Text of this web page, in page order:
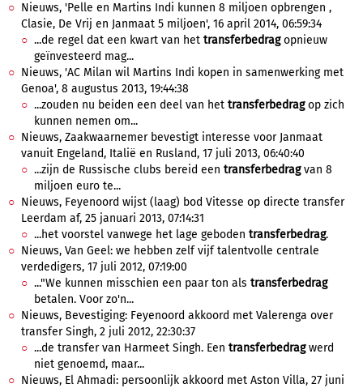
Nieuws, 'Pelle en Martins Indi kunnen 8 miljoen opbrengen ,
Clasie, De Vrij en Janmaat 5 miljoen', 16 april 2014, 06:59:34
...de regel dat een kwart van het transferbedragopnieuw
geïnvesteerd mag...
Nieuws, 'AC Milan wil Martins Indi kopen in samenwerking met
Genoa', 8 augustus 2013, 19:44:38
...zouden nu beiden een deel van het transferbedragop zich
kunnen nemen om...
Nieuws, Zaakwaarnemer bevestigt interesse voor Janmaat
vanuit Engeland, Italië en Rusland, 17 juli 2013, 06:40:40
...zijn de Russische clubs bereid een transferbedragvan 8
miljoen euro te...
Nieuws, Feyenoord wijst (laag) bod Vitesse op directe transfer
Leerdam af, 25 januari 2013, 07:14:31
...het voorstel vanwege het lage geboden transferbedrag.
Nieuws, Van Geel: we hebben zelf vijf talentvolle centrale
verdedigers, 17 juli 2012, 07:19:00
..."We kunnen misschien een paar ton als transferbedrag
betalen. Voor zo'n...
Nieuws, Bevestiging: Feyenoord akkoord met Valerenga over
transfer Singh, 2 juli 2012, 22:30:37
...de transfer van Harmeet Singh. Een transferbedragwerd
niet genoemd, maar...
Nieuws, El Ahmadi: persoonlijk akkoord met Aston Villa, 27 juni